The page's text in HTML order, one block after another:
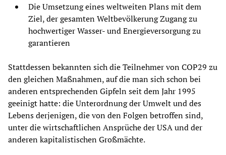
Die Umsetzung eines weltweiten Plans mit dem
Ziel, der gesamten Weltbevölkerung Zugang zu
hochwertiger Wasser- und Energieversorgung zu
garantieren
Stattdessen bekannten sich die Teilnehmer von COP29 zu
den gleichen Maßnahmen, auf die man sich schon bei
anderen entsprechenden Gipfeln seit dem Jahr 1995
geeinigt hatte: die Unterordnung der Umwelt und des
Lebens derjenigen, die von den Folgen betroffen sind,
unter die wirtschaftlichen Ansprüche der USA und der
anderen kapitalistischen Großmächte.